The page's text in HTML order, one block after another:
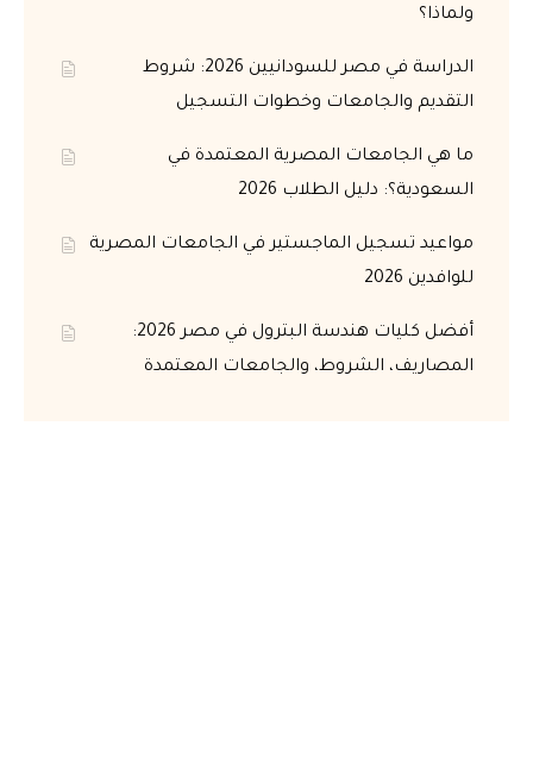
ولماذا؟
الدراسة في مصر للسودانيين 2026: شروط
التقديم والجامعات وخطوات التسجيل
ما هي الجامعات المصرية المعتمدة في
السعودية؟: دليل الطلاب 2026
مواعيد تسجيل الماجستير في الجامعات المصرية
للوافدين 2026
أفضل كليات هندسة البترول في مصر 2026:
المصاريف، الشروط، والجامعات المعتمدة